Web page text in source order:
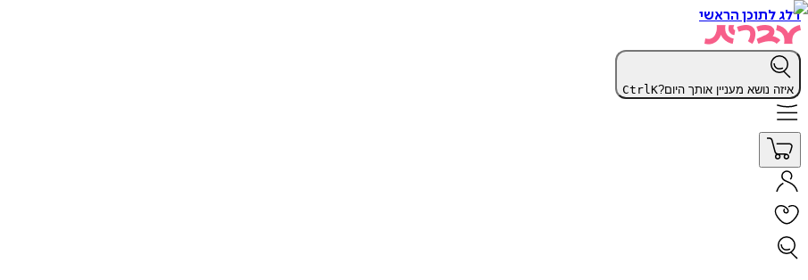
דלג לתוכן הראשי
איזה נושא מעניין אותך היום? CtrlK